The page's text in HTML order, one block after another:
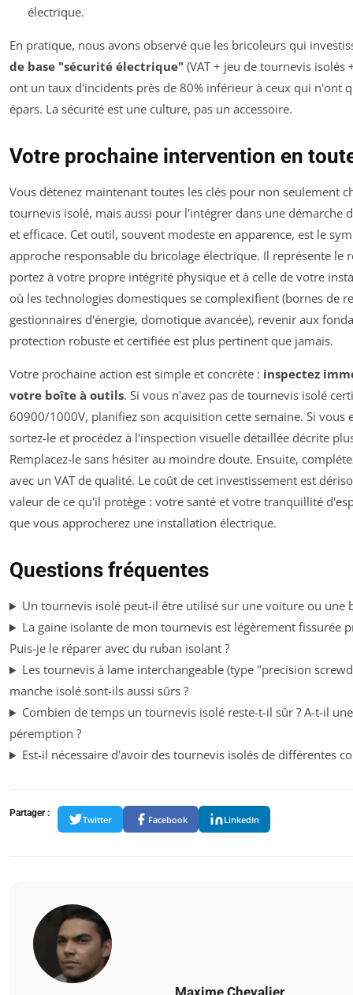
électrique.
En pratique, nous avons observé que les bricoleurs qui
de base "sécurité électrique" (VAT + jeu de tournevis isolés
ont un taux d'incidents près de 80% inférieur à ceux qui n'ont
épars. La sécurité est une culture, pas un accessoire.
Votre prochaine intervention en
Vous détenez maintenant toutes les clés pour non seulement
tournevis isolé, mais aussi pour l'intégrer dans une démarche
et efficace. Cet outil, souvent modeste en apparence, est le
approche responsable du bricolage électrique. Il représente le
portez à votre propre intégrité physique et à celle de votre
où les technologies domestiques se complexifient (bornes de
gestionnaires d'énergie, domotique avancée), revenir aux
protection robuste et certifiée est plus pertinent que jamais.
Votre prochaine action est simple et concrète : inspectez
votre boîte à outils. Si vous n'avez pas de tournevis isolé
60900/1000V, planifiez son acquisition cette semaine. Si vous
sortez-le et procédez à l'inspection visuelle détaillée décrite
Remplacez-le sans hésiter au moindre doute. Ensuite,
avec un VAT de qualité. Le coût de cet investissement est
valeur de ce qu'il protège : votre santé et votre tranquillité
que vous approcherez une installation électrique.
Questions fréquentes
Un tournevis isolé peut-il être utilisé sur une voiture ou une
La gaine isolante de mon tournevis est légèrement fissurée
Puis-je le réparer avec du ruban isolant ?
Les tournevis à lame interchangeable (type "precision
manche isolé sont-ils aussi sûrs ?
Combien de temps un tournevis isolé reste-t-il sûr ? A-t-il
péremption ?
Est-il nécessaire d'avoir des tournevis isolés de différentes
Partager :
Twitter Facebook LinkedIn